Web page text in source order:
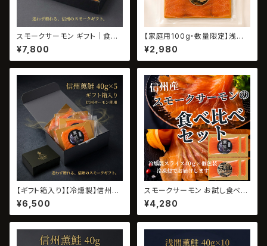
スモークサーモン ギフト｜食べ
比べ6パック（信州・浅間）ギフト
箱入り・無添加
¥7,800
【家庭用100g・数量限定】浅間
サーモンのスモークサーモン｜
浅間薫鮭
¥2,980
【ギフト箱入り】【冷燻製】信州サ
ーモンのスモークサーモン｜信
州薫鮭 40g×5パック
¥6,500
スモークサーモン お試し食べ比
べ｜信州×浅間 各2パック【初回
限定・お一人様1点限り／送料
別】
¥4,280